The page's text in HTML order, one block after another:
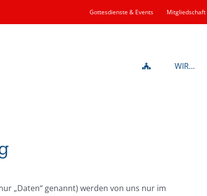
Gottesdienste & Events Mitgliedschaft
WIR…
„Daten“ genannt) werden von uns nur im